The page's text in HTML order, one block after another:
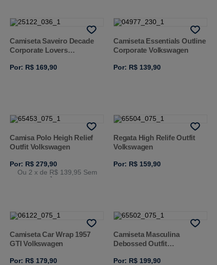
Camiseta Saveiro Decade
Corporate Lovers
Por: R$ 169,90
Camiseta Essentials Outline
Corporate Volkswagen
Por: R$ 139,90
Camisa Polo Heigh Relief
Outfit Volkswagen
Por: R$ 279,90
Ou 2 x de R$ 139,95 Sem
Juros
Regata High Relife Outfit
Volkswagen
Por: R$ 159,90
Camiseta Car Wrap 1957
GTI Volkswagen
Por: R$ 179,90
Camiseta Masculina
Debossed Outfit
Por: R$ 199,90